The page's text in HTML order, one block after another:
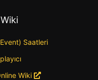
Saatleri
Wiki